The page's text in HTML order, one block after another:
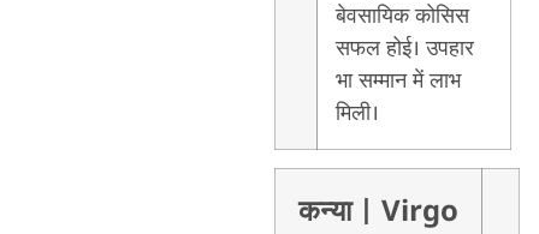
बेवसायिक कोसिस
सफल होई। उपहार
भा सम्मान में लाभ
मिली।
कन्या | Virgo